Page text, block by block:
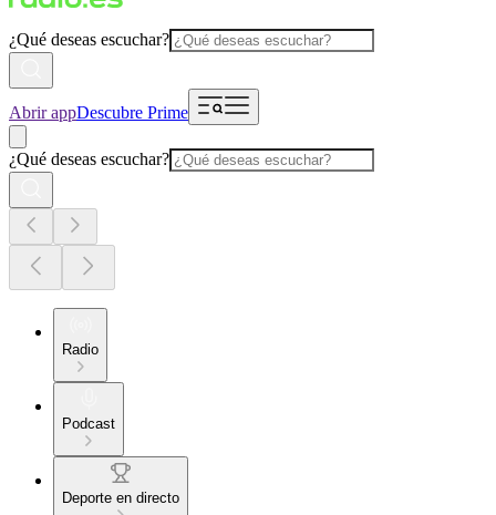
¿Qué deseas escuchar?
Abrir appDescubre Prime
¿Qué deseas escuchar?
Radio
Podcast
Deporte en directo